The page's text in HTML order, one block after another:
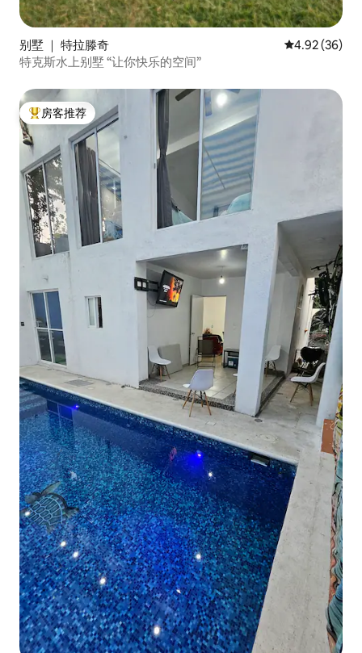
别墅 ｜ 特拉滕奇 平均评分
4.92 (36)
特克斯水上别墅 “让你快乐的空间”
热门「房客推荐」
房客推荐